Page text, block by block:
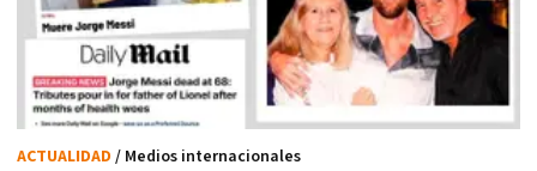
ACTUALIDAD / Medios internacionales